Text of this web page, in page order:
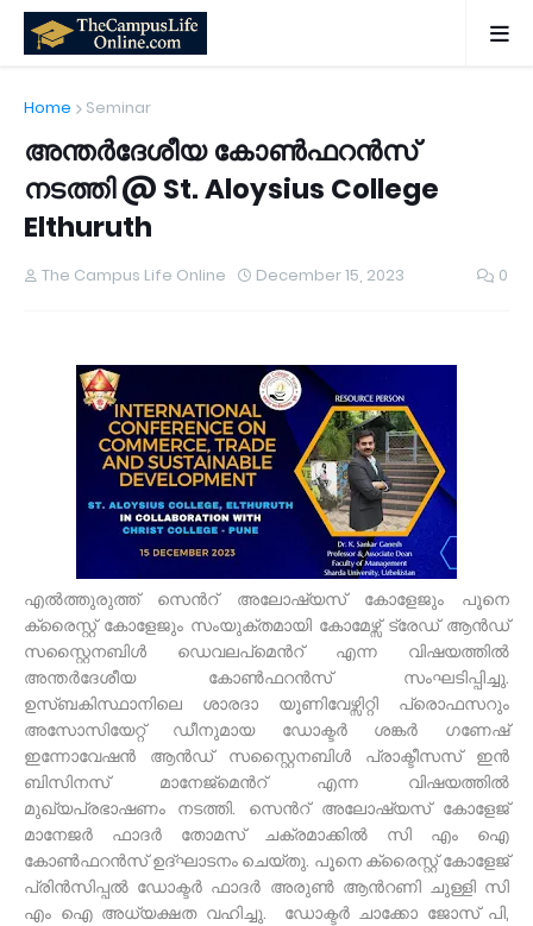
Home Seminar
അന്തർദേശീയ കോൺഫറൻസ്
നടത്തി @ St. Aloysius College
Elthuruth
The Campus Life Online December 15, 2023 0
എൽത്തുരുത്ത് സെൻറ് അലോഷ്യസ് കോളേജും പൂനെ
ക്രൈസ്റ്റ് കോളേജും സംയുക്തമായി കോമേഴ്സ് ട്രേഡ് ആൻഡ്
സസ്റ്റൈനബിൾ ഡെവലപ്മെൻറ് എന്ന വിഷയത്തിൽ
അന്തർദേശീയ കോൺഫറൻസ് സംഘടിപ്പിച്ചു.
ഉസ്ബകിസ്ഥാനിലെ ശാരദാ യൂണിവേഴ്സിറ്റി പ്രൊഫസറും
അസോസിയേറ്റ് ഡീനുമായ ഡോക്ടർ ശങ്കർ ഗണേഷ്
ഇന്നോവേഷൻ ആൻഡ് സസ്റ്റൈനബിൾ പ്രാക്ടീസസ് ഇൻ
ബിസിനസ് മാനേജ്മെൻറ് എന്ന വിഷയത്തിൽ
മുഖ്യപ്രഭാഷണം നടത്തി. സെൻറ് അലോഷ്യസ് കോളേജ്
മാനേജർ ഫാദർ തോമസ് ചക്രമാക്കിൽ സി എം ഐ
കോൺഫറൻസ് ഉദ്ഘാടനം ചെയ്തു. പൂനെ ക്രൈസ്റ്റ് കോളേജ്
പ്രിൻസിപ്പൽ ഡോക്ടർ ഫാദർ അരുൺ ആൻറണി ചുള്ളി സി
എം ഐ അധ്യക്ഷത വഹിച്ചു. ഡോക്ടർ ചാക്കോ ജോസ് പി,